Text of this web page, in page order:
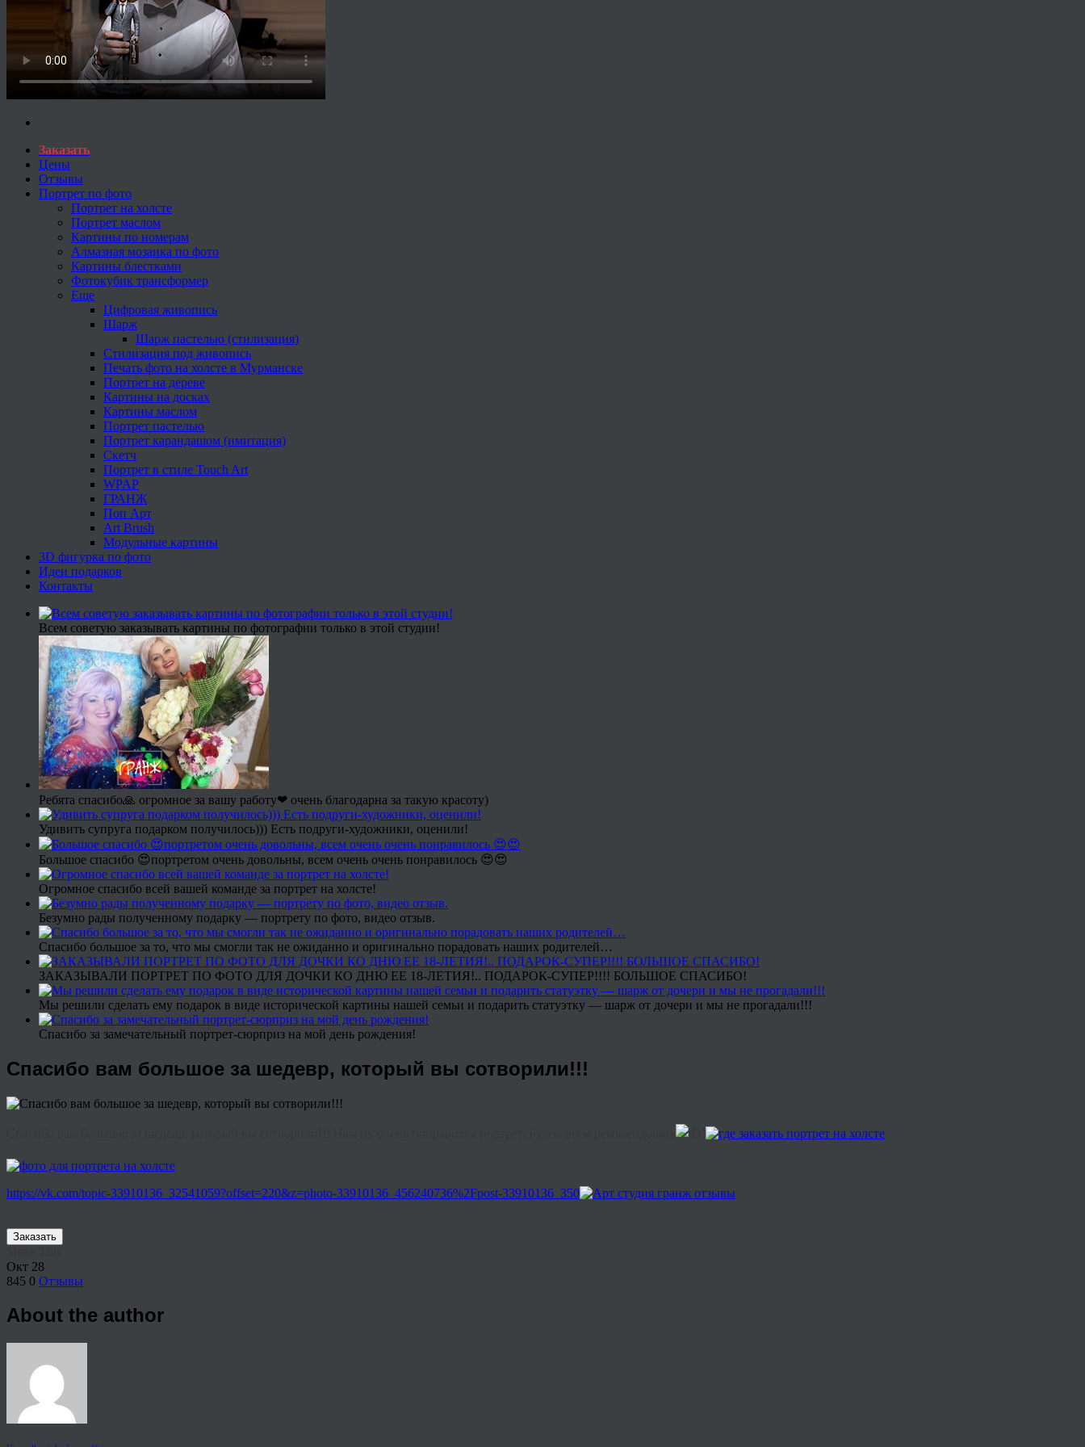
Заказать
Цены
Отзывы
Портрет по фото
Портрет на холсте
Портрет маслом
Картины по номерам
Алмазная мозаика по фото
Картины блестками
Фотокубик трансформер
Еще
Цифровая живопись
Шарж
Шарж пастелью (стилизация)
Стилизация под живопись
Печать фото на холсте в Мурманске
Портрет на дереве
Картины на досках
Картины маслом
Портрет пастелью
Портрет карандашом (имитация)
Скетч
Портрет в стиле Touch Art
WPAP
ГРАНЖ
Поп Арт
Art Brush
Модульные картины
3D фигурка по фото
Идеи подарков
Контакты
Всем советую заказывать картины по фотографии только в этой студии!
Ребята спасибо🙏 огромное за вашу работу❤ очень благодарна за такую красоту)
Удивить супруга подарком получилось))) Есть подруги-художники, оценили!
Большое спасибо 😍портретом очень довольны, всем очень очень понравилось 😍😍
Огромное спасибо всей вашей команде за портрет на холсте!
Безумно рады полученному подарку — портрету по фото, видео отзыв.
Спасибо большое за то, что мы смогли так не ожиданно и оригинально порадовать наших родителей…
ЗАКАЗЫВАЛИ ПОРТРЕТ ПО ФОТО ДЛЯ ДОЧКИ КО ДНЮ ЕЕ 18-ЛЕТИЯ!.. ПОДАРОК-СУПЕР!!!! БОЛЬШОЕ СПАСИБО!
Мы решили сделать ему подарок в виде исторической картины нашей семьи и подарить статуэтку — шарж от дочери и мы не прогадали!!!
Спасибо за замечательный портрет-сюрприз на мой день рождения!
Спасибо вам большое за шедевр, который вы сотворили!!!
https://vk.com/topic-33910136_32541059?offset=220&z=photo-33910136_456240736%2Fpost-33910136_350
Заказать
Окт 28
845 0 Отзывы
About the author